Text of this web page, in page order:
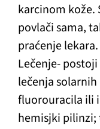
karcinom kože.
povlači sama,
praćenje lekara.
Lečenje-
lečenja
fluorouracila ili
hemisjki pilinzi;